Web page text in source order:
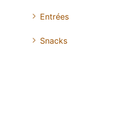
Entrées
Snacks